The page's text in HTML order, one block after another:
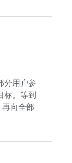
分用户参
标。等到
向全部